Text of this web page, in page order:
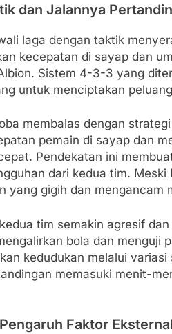
dan Jalannya
laga dengan taktik
kecepatan di sayap dan
Sistem 4-3-3 yang
untuk menciptakan
membalas dengan
pemain di sayap dan
Pendekatan ini
dari kedua tim.
yang gigih dan
tim semakin agresif
bola dan menguji
kedudukan melalui
memasuki menit-
Faktor Eksternal